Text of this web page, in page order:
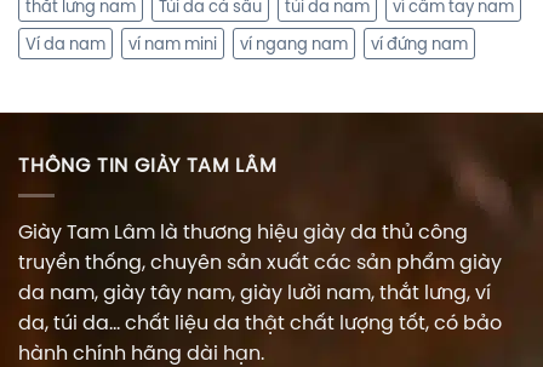
thắt lưng nam
Túi da cá sấu túi da nam
ví cầm tay nam
Ví da nam
ví nam mini ví ngang nam ví đứng nam
THÔNG TIN GIÀY TAM LÂM
Giày Tam Lâm là thương hiệu giày da thủ công
truyền thống, chuyên sản xuất các sản phẩm giày
da nam, giày tây nam, giày lười nam, thắt lưng, ví
da, túi da... chất liệu da thật chất lượng tốt, có bảo
hành chính hãng dài hạn.